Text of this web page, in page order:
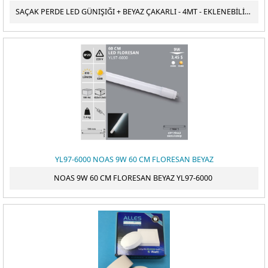
ÖDEME
SAÇAK PERDE LED GÜNIŞIĞI + BEYAZ ÇAKARLI - 4MT - EKLENEBİLİR - ANIMASYONLU
YL97-6000 NOAS 9W 60 CM FLORESAN BEYAZ
NOAS 9W 60 CM FLORESAN BEYAZ YL97-6000